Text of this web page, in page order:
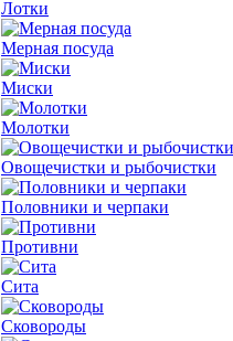
Лотки
Мерная посуда
Миски
Молотки
Овощечистки и рыбочистки
Половники и черпаки
Противни
Сита
Сковороды